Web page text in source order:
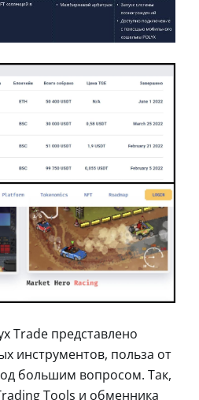
Trade представлено
инструментов, польза от
большим вопросом. Так,
Tools и обменника